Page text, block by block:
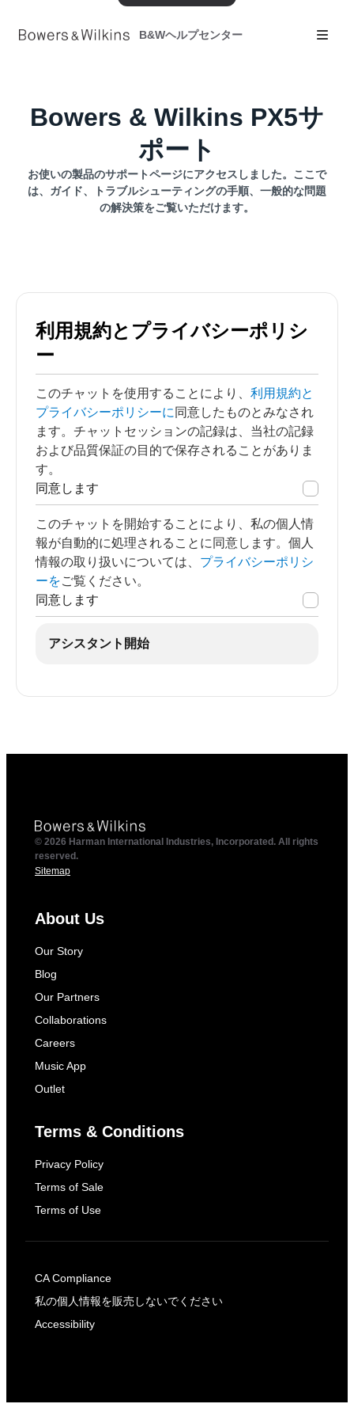
B&Wヘルプセンター
Bowers & Wilkins PX5サ
ポート
お使いの製品のサポートページにアクセスしました。ここで
は、ガイド、トラブルシューティングの手順、一般的な問題
の解決策をご覧いただけます。
利用規約とプライバシーポリシ
ー
このチャットを使用することにより、 利用規約と
プライバシーポリシーに 同意したものとみなされ
ます。チャットセッションの記録は、当社の記録
および品質保証の目的で保存されることがありま
す。
同意します
このチャットを開始することにより、私の個人情
報が自動的に処理されることに同意します。個人
情報の取り扱いについては、 プライバシーポリシ
ーをご覧ください。
同意します
アシスタント開始
© 2026 Harman International Industries, Incorporated. All rights
reserved.
Sitemap
About Us
Our Story
Blog
Our Partners
Collaborations
Careers
Music App
Outlet
Terms & Conditions
Privacy Policy
Terms of Sale
Terms of Use
CA Compliance
私の個人情報を販売しないでください
Accessibility